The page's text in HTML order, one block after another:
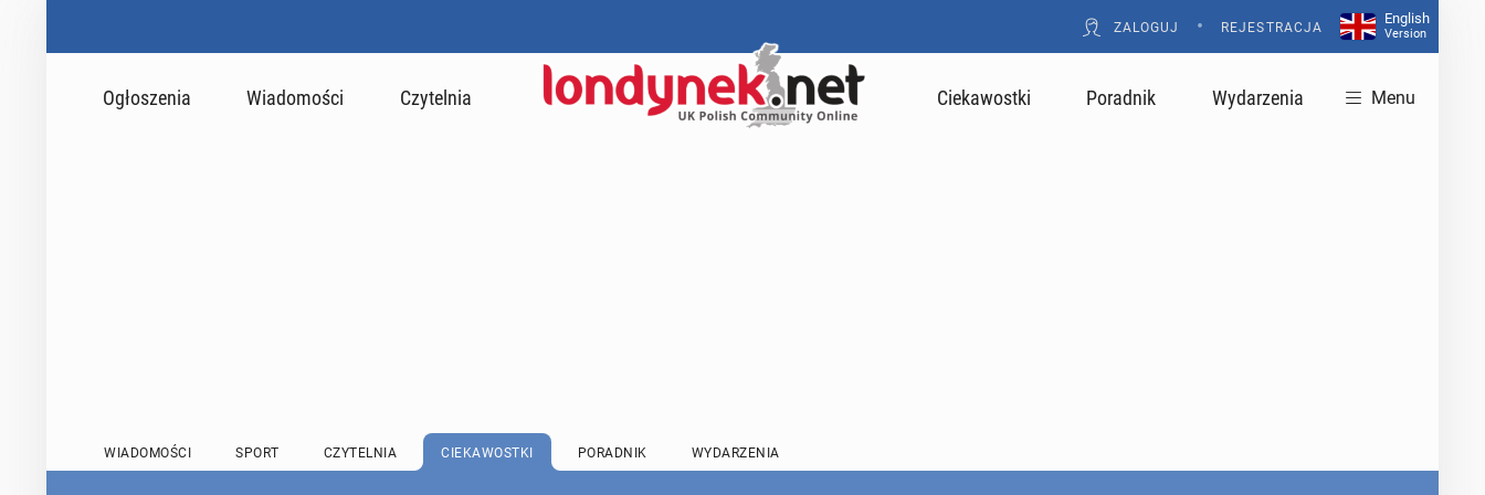
ZALOGUJ • REJESTRACJA
English
Version
Ogłoszenia Wiadomości Czytelnia Ciekawostki Poradnik Wydarzenia Menu
WIADOMOŚCI SPORT CZYTELNIA CIEKAWOSTKI PORADNIK WYDARZENIA